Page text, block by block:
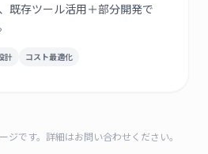
既存ツール活用＋部分開発で
計 コスト最適化
です。詳細はお問い合わせください。